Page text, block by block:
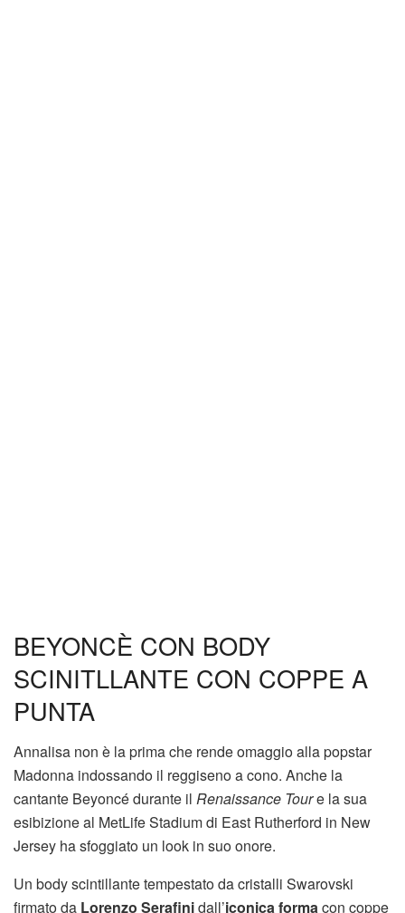
BEYONCÈ CON BODY
SCINITLLANTE CON COPPE A
PUNTA
Annalisa non è la prima che rende omaggio alla popstar
Madonna indossando il reggiseno a cono. Anche la
cantante Beyoncé durante il Renaissance Toure la sua
esibizione al MetLife Stadium di East Rutherford in New
Jersey ha sfoggiato un look in suo onore.
Un body scintillante tempestato da cristalli Swarovski
firmato da Lorenzo Serafinidall’iconica formacon coppe